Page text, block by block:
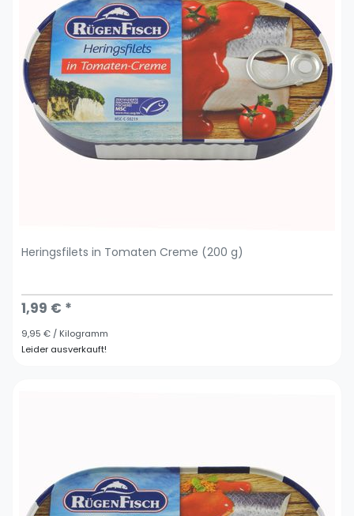
Heringsfilets in Tomaten Creme (200 g)
1,99 € *
9,95 € / Kilogramm
Leider ausverkauft!